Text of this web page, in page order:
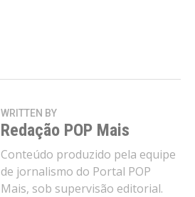
WRITTEN BY
Redação POP Mais
Conteúdo produzido pela equipe
de jornalismo do Portal POP
Mais, sob supervisão editorial.